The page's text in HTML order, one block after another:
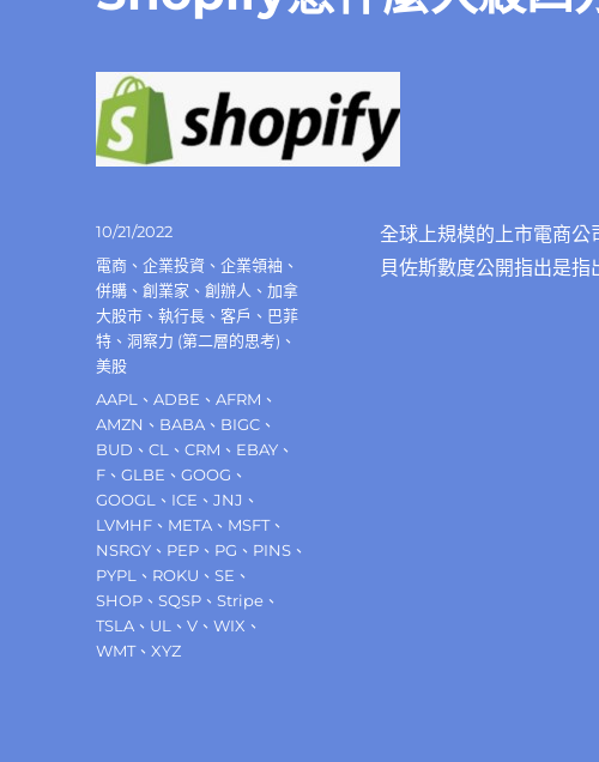
全球上規模的上市電商
貝佐斯數度公開指出是
發
佈
日
期:
10/21/2022
分
類
電商 、企業投資 、企業領袖 、
併購 、創業家 、創辦人 、加拿
大股市 、執行長 、客戶 、 巴菲
特 、洞察力 (第二層的思考) 、
美股
標
籤
AAPL 、ADBE 、AFRM 、
AMZN 、 BABA 、 BIGC 、
BUD 、CL 、CRM 、 EBAY 、
F 、GLBE 、GOOG 、
GOOGL
、 ICE 、JNJ 、
LVMHF 、 META 、 MSFT、
NSRGY 、 PEP 、 PG 、 PINS 、
PYPL
、 ROKU 、SE 、
SHOP 、SQSP 、Stripe 、
TSLA 、 UL 、V 、WIX 、
WMT、XYZ